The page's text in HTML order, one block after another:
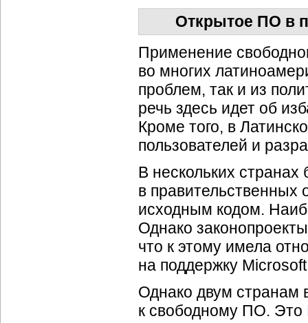
Открытое ПО в
Применение
во многих
проблем, так и из
речь здесь идет об
Кроме того, в
пользователей и
В нескольких
в
исходным кодом.
Однако
что к этому имела
на поддержку
Однако двум странам
к свободному ПО. Это